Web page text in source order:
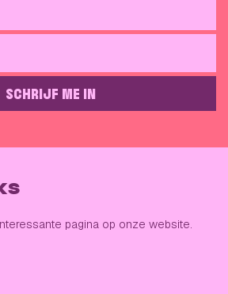
TE LATEN
SCHRIJF ME IN
pagina op onze website.